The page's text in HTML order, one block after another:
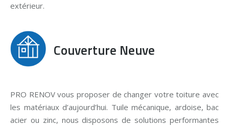
extérieur.
Couverture Neuve
PRO RENOV vous proposer de changer votre toiture avec
les matériaux d’aujourd’hui. Tuile mécanique, ardoise, bac
acier ou zinc, nous disposons de solutions performantes